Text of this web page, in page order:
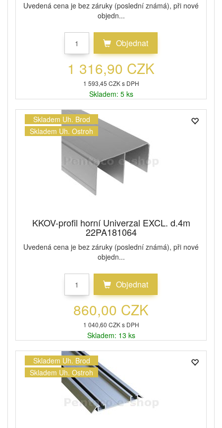
Uvedená cena je bez záruky (poslední známá), při nové
objedn...
Objednat
1 316,90 CZK
1 593,45 CZK s DPH
Skladem: 5 ks
Skladem Uh. Brod
Skladem Uh. Ostroh
KKOV-profil horní Univerzal EXCL. d.4m
22PA181064
Uvedená cena je bez záruky (poslední známá), při nové
objedn...
Objednat
860,00 CZK
1 040,60 CZK s DPH
Skladem: 13 ks
Skladem Uh. Brod
Skladem Uh. Ostroh